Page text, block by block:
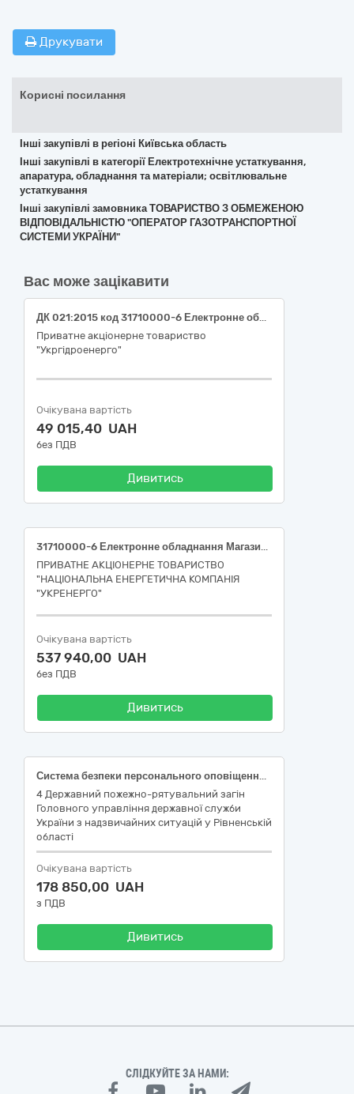
Друкувати
Корисні посилання
Інші закупівлі в регіоні Київська область
Інші закупівлі в категорії Електротехнічне устаткування,
апаратура, обладнання та матеріали; освітлювальне
устаткування
Інші закупівлі замовника ТОВАРИСТВО З ОБМЕЖЕНОЮ
ВІДПОВІДАЛЬНІСТЮ "ОПЕРАТОР ГАЗОТРАНСПОРТНОЇ
СИСТЕМИ УКРАЇНИ"
Вас може зацікавити
ДК 021:2015 код 31710000-6 Електронне обладнання (Електронне обладнання для філії Кременчуцька ГЕС" ПрАТ "Укргідроенерго")
Приватне акціонерне товариство
"Укргідроенерго"
Очікувана вартість
49 015,40 UAH
без ПДВ
Дивитись
31710000-6 Електронне обладнання Магазин атенюаторів, резисторів, конденсаторів
ПРИВАТНЕ АКЦІОНЕРНЕ ТОВАРИСТВО
"НАЦІОНАЛЬНА ЕНЕРГЕТИЧНА КОМПАНІЯ
"УКРЕНЕРГО"
Очікувана вартість
537 940,00 UAH
без ПДВ
Дивитись
Система безпеки персонального оповіщення пожежного-рятувальника
4 Державний пожежно-рятувальний загін
Головного управління державної служби
України з надзвичайних ситуацій у Рівненській
області
Очікувана вартість
178 850,00 UAH
з ПДВ
Дивитись
СЛІДКУЙТЕ ЗА НАМИ: